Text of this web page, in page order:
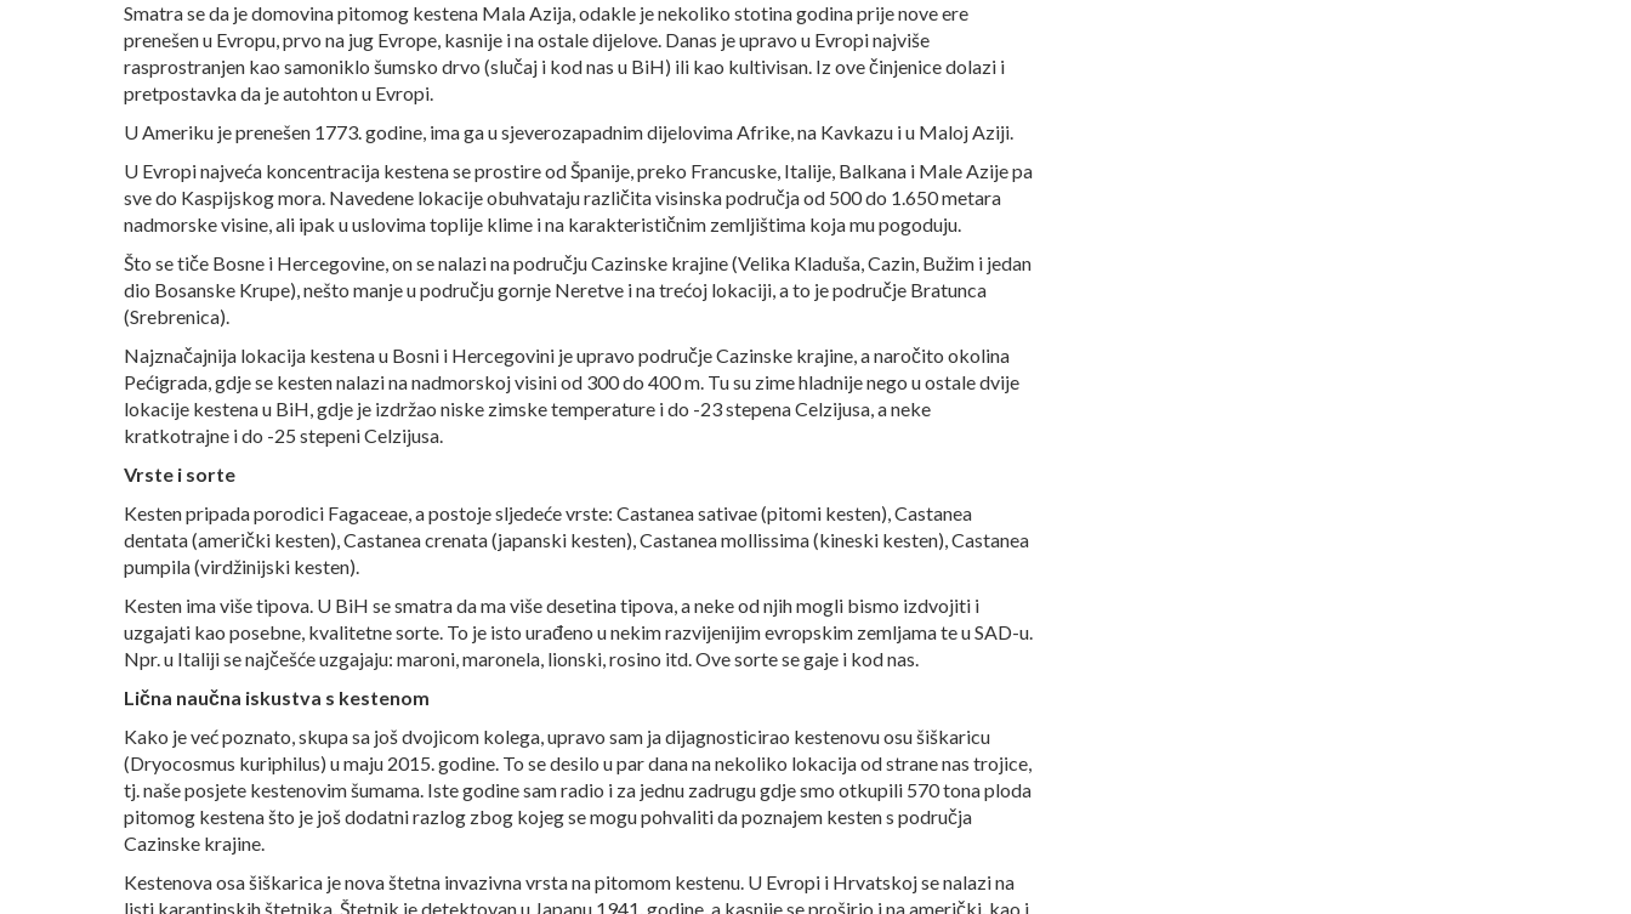
Smatra se da je domovina pitomog kestena Mala Azija, odakle je nekoliko stotina godina prije nove ere
prenešen u Evropu, prvo na jug Evrope, kasnije i na ostale dijelove. Danas je upravo u Evropi najviše
rasprostranjen kao samoniklo šumsko drvo (slučaj i kod nas u BiH) ili kao kultivisan. Iz ove činjenice dolazi i
pretpostavka da je autohton u Evropi.
U Ameriku je prenešen 1773. godine, ima ga u sjeverozapadnim dijelovima Afrike, na Kavkazu i u Maloj Aziji.
U Evropi najveća koncentracija kestena se prostire od Španije, preko Francuske, Italije, Balkana i Male Azije pa
sve do Kaspijskog mora. Navedene lokacije obuhvataju različita visinska područja od 500 do 1.650 metara
nadmorske visine, ali ipak u uslovima toplije klime i na karakterističnim zemljištima koja mu pogoduju.
Što se tiče Bosne i Hercegovine, on se nalazi na području Cazinske krajine (Velika Kladuša, Cazin, Bužim i jedan
dio Bosanske Krupe), nešto manje u području gornje Neretve i na trećoj lokaciji, a to je područje Bratunca
(Srebrenica).
Najznačajnija lokacija kestena u Bosni i Hercegovini je upravo područje Cazinske krajine, a naročito okolina
Pećigrada, gdje se kesten nalazi na nadmorskoj visini od 300 do 400 m. Tu su zime hladnije nego u ostale dvije
lokacije kestena u BiH, gdje je izdržao niske zimske temperature i do -23 stepena Celzijusa, a neke
kratkotrajne i do -25 stepeni Celzijusa.
Vrste i sorte
Kesten pripada porodici Fagaceae, a postoje sljedeće vrste: Castanea sativae (pitomi kesten), Castanea
dentata (američki kesten), Castanea crenata (japanski kesten), Castanea mollissima (kineski kesten), Castanea
pumpila (virdžinijski kesten).
Kesten ima više tipova. U BiH se smatra da ma više desetina tipova, a neke od njih mogli bismo izdvojiti i
uzgajati kao posebne, kvalitetne sorte. To je isto urađeno u nekim razvijenijim evropskim zemljama te u SAD-u.
Npr. u Italiji se najčešće uzgajaju: maroni, maronela, lionski, rosino itd. Ove sorte se gaje i kod nas.
Lična naučna iskustva s kestenom
Kako je već poznato, skupa sa još dvojicom kolega, upravo sam ja dijagnosticirao kestenovu osu šiškaricu
(Dryocosmus kuriphilus) u maju 2015. godine. To se desilo u par dana na nekoliko lokacija od strane nas trojice,
tj. naše posjete kestenovim šumama. Iste godine sam radio i za jednu zadrugu gdje smo otkupili 570 tona ploda
pitomog kestena što je još dodatni razlog zbog kojeg se mogu pohvaliti da poznajem kesten s područja
Cazinske krajine.
Kestenova osa šiškarica je nova štetna invazivna vrsta na pitomom kestenu. U Evropi i Hrvatskoj se nalazi na
listi karantinskih štetnika. Štetnik je detektovan u Japanu 1941. godine, a kasnije se proširio i na američki, kao i